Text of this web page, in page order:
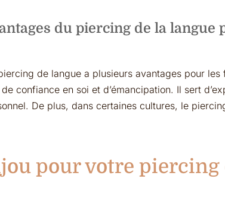
du piercing de la langue
de langue a plusieurs avantages pour les
confiance en soi et d’émancipation. Il sert
De plus, dans certaines cultures, le
pour votre piercing